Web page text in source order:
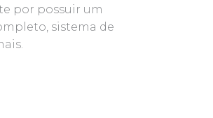
por possuir um
sistema de